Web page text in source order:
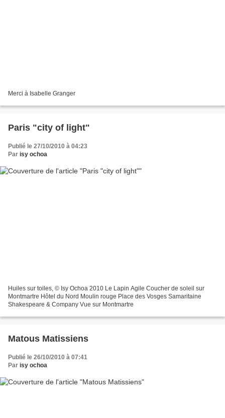
Merci à Isabelle Granger
Paris "city of light"
Publié le 27/10/2010 à 04:23
Par isy ochoa
Huiles sur toiles, © Isy Ochoa 2010 Le Lapin Agile Coucher de soleil sur
Montmartre Hôtel du Nord Moulin rouge Place des Vosges Samaritaine
Shakespeare & Company Vue sur Montmartre
Matous Matissiens
Publié le 26/10/2010 à 07:41
Par isy ochoa